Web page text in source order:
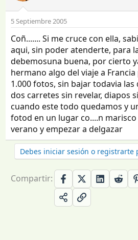
5 Septiembre 2005
Coñ....... Si me cruce con ella,
aqui, sin poder atenderte, para
debemosuna buena, por cierto
hermano algo del viaje a
1.000 fotos, sin bajar todavia las
dos carretes sin revelar, diapos
cuando este todo quedamos y
fotod en un lugar co....n
verano y empezar a delgazar
Debes iniciar sesión o registrarte
Compartir: